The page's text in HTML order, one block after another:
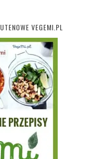
VEGEMI.PL